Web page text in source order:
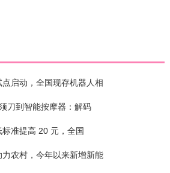
启动，全国现存机器人相
刀到智能按摩器：解码
准提高 20 元，全国
农村，今年以来新增新能